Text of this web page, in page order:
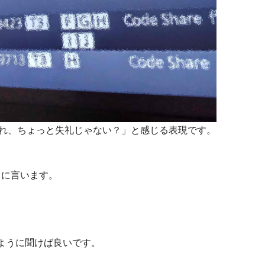
、ちょっと失礼じゃない？」と感じる表現です。
言います。
に聞けば良いです。